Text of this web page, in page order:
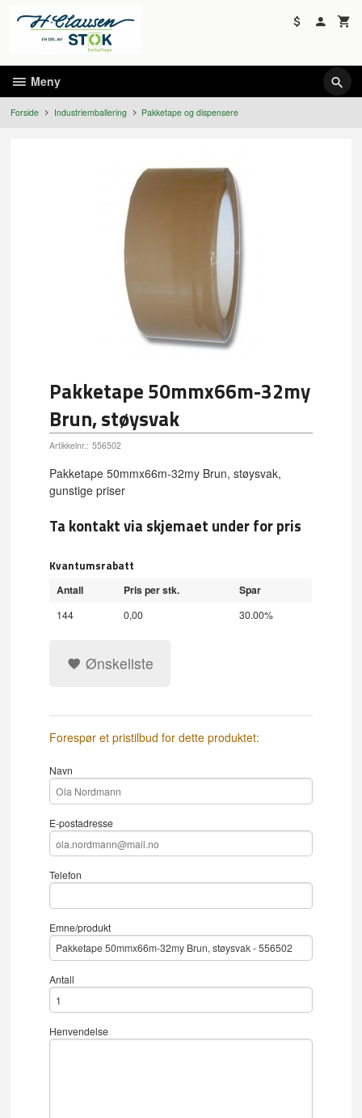
innholdet
Meny
Forside Industriemballering Pakketape og dispensere
Pakketape 50mmx66m-32my
Brun, støysvak
Artikkelnr.: 556502
Pakketape 50mmx66m-32my Brun, støysvak,
gunstige priser
Ta kontakt via skjemaet under for pris
Kvantumsrabatt
Antall Pris per stk. Spar
144 0,00 30.00%
Ønskeliste
Forespør et pristilbud for dette produktet:
Navn
E-postadresse
Telefon
Emne/produkt
Antall
Henvendelse